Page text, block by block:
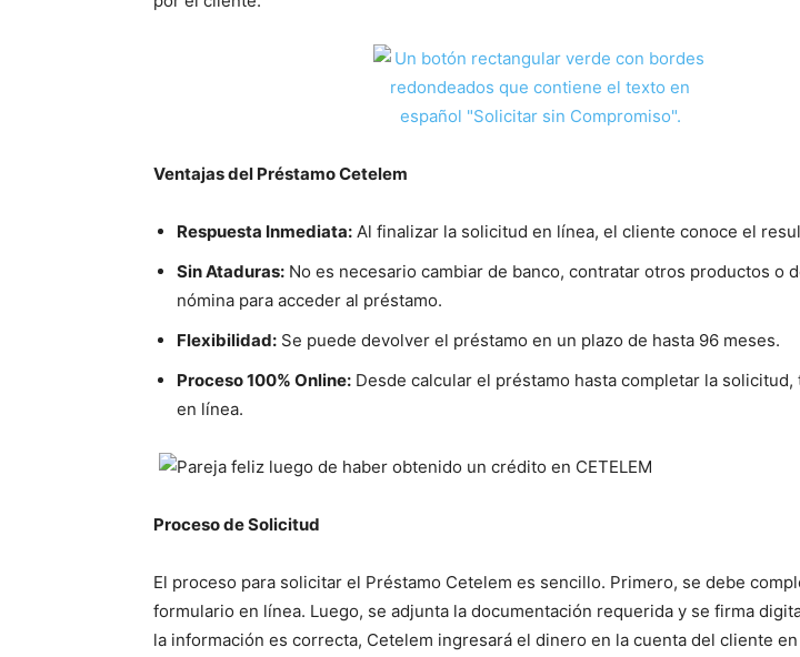
Ventajas del Préstamo Cetelem
Respuesta Inmediata: Al finalizar la solicitud en línea, el cliente conoce el
Sin Ataduras: No es necesario cambiar de banco, contratar otros productos o
nómina para acceder al préstamo.
Flexibilidad: Se puede devolver el préstamo en un plazo de hasta 96 meses.
Proceso 100% Online: Desde calcular el préstamo hasta completar la solicitud,
en línea.
Proceso de Solicitud
El proceso para solicitar el Préstamo Cetelem es sencillo. Primero, se debe
formulario en línea. Luego, se adjunta la documentación requerida y se firma
la información es correcta, Cetelem ingresará el dinero en la cuenta del cliente